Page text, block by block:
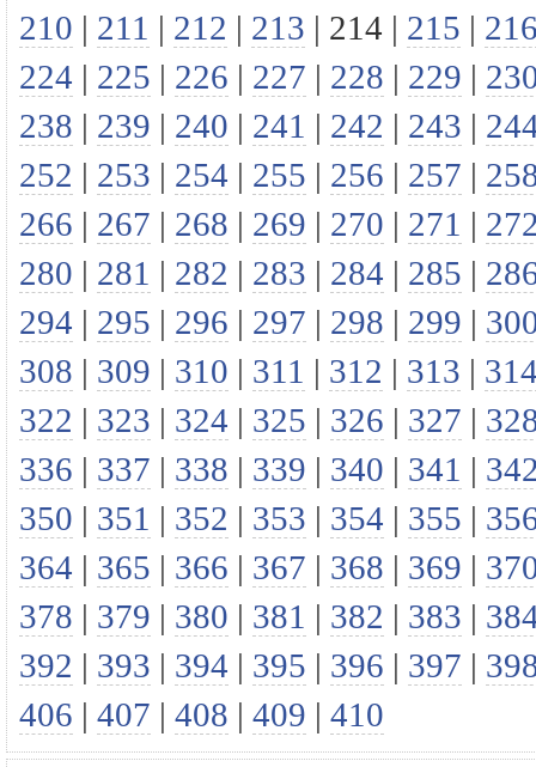
210 | 211 | 212 | 213 | 214 | 215 |
224 | 225 | 226 | 227 | 228 | 229 |
238 | 239 | 240 | 241 | 242 | 243 |
252 | 253 | 254 | 255 | 256 | 257 |
266 | 267 | 268 | 269 | 270 | 271 |
280 | 281 | 282 | 283 | 284 | 285 |
294 | 295 | 296 | 297 | 298 | 299 |
308 | 309 | 310 | 311 | 312 | 313 |
322 | 323 | 324 | 325 | 326 | 327 |
336 | 337 | 338 | 339 | 340 | 341 |
350 | 351 | 352 | 353 | 354 | 355 |
364 | 365 | 366 | 367 | 368 | 369 |
378 | 379 | 380 | 381 | 382 | 383 |
392 | 393 | 394 | 395 | 396 | 397 |
406 | 407 | 408 | 409 | 410